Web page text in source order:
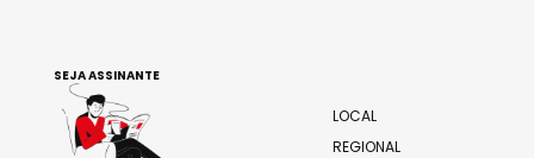
LOCAL
REGIONAL
SEJA ASSINANTE